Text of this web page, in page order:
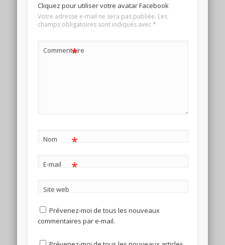
Cliquez pour utiliser votre avatar Facebook
Votre adresse e-mail ne sera pas publiée. Les
champs obligatoires sont indiqués avec*
Commentaire
*
Nom *
E-mail *
Site web
Prévenez-moi de tous les nouveaux
commentaires par e-mail.